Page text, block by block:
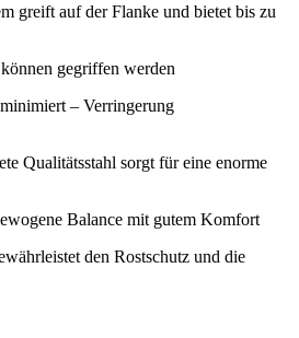
greift auf der Flanke und bietet bis zu
gegriffen werden
– Verringerung
Qualitätsstahl sorgt für eine enorme
Balance mit gutem Komfort
den Rostschutz und die